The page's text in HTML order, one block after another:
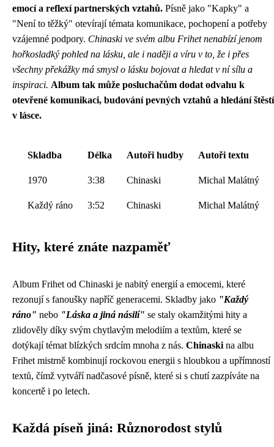
emocí a reflexí partnerských vztahů. Písně jako "Kapky" a
"Není to těžký" otevírají témata komunikace, pochopení a potřeby
vzájemné podpory. Chinaski ve svém albu Frihet nenabízí jenom
hořkosladký pohled na lásku, ale i naději a víru v to, že i přes
všechny překážky má smysl o lásku bojovat a hledat v ní sílu a
inspiraci. Album tak může posluchačům dodat odvahu k
otevřené komunikaci, budování pevných vztahů a hledání štěstí
v lásce.
Skladba Délka Autoři hudby Autoři textu
1970 3:38 Chinaski Michal Malátný
Každý ráno 3:52 Chinaski Michal Malátný
Hity, které znáte nazpaměť
Album Frihet od Chinaski je nabitý energií a emocemi, které
rezonují s fanoušky napříč generacemi. Skladby jako "Každý
ráno" nebo "Láska a jiná násilí" se staly okamžitými hity a
zlidověly díky svým chytlavým melodiím a textům, které se
dotýkají témat blízkých srdcím mnoha z nás. Chinaski na albu
Frihet mistrně kombinují rockovou energii s hloubkou a upřímností
textů, čímž vytváří nadčasové písně, které si s chutí zazpíváte na
koncertě i po letech.
Každá píseň jiná: Různorodost stylů